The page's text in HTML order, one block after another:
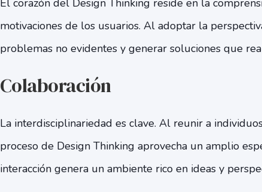
El corazón del Design Thinking reside en la
motivaciones de los usuarios. Al adoptar la
problemas no evidentes y generar soluciones que
Colaboración
La interdisciplinariedad es clave. Al reunir a
proceso de Design Thinking aprovecha un amplio
interacción genera un ambiente rico en ideas y